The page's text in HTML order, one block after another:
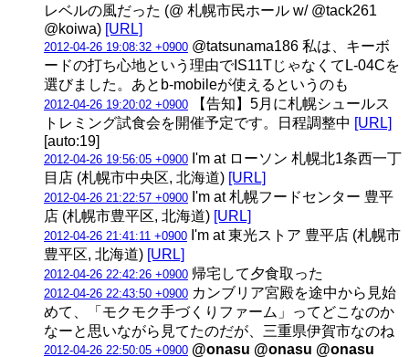
レベルの風だった (@ 札幌市民ホール w/ @tack261
@koiwa) [URL]
2012-04-26 19:08:32 +0900 @tatsunama186 私は、キーボ
ードの打ち心地という理由でIS11TじゃなくてL-04Cを
選びました。あとb-mobileが使えるというのも
2012-04-26 19:20:02 +0900 【告知】5月に札幌シュールス
トレミング試食会を開催予定です。日程調整中 [URL]
[auto:19]
2012-04-26 19:56:05 +0900 I'm at ローソン 札幌北1条西一丁
目店 (札幌市中央区, 北海道) [URL]
2012-04-26 21:22:57 +0900 I'm at 札幌フードセンター 豊平
店 (札幌市豊平区, 北海道) [URL]
2012-04-26 21:41:11 +0900 I'm at 東光ストア 豊平店 (札幌市
豊平区, 北海道) [URL]
2012-04-26 22:42:26 +0900 帰宅して夕食取った
2012-04-26 22:43:50 +0900 カンブリア宮殿を途中から見始
めて、「モクモク手づくりファーム」ってどこなのか
なーと思いながら見てたのだが、三重県伊賀市なのね
2012-04-26 22:50:05 +0900 @onasu @onasu @onasu